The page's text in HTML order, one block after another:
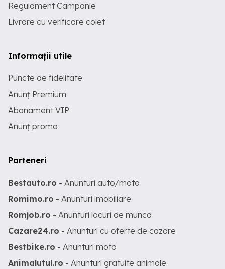
Regulament Campanie
Livrare cu verificare colet
Informații utile
Puncte de fidelitate
Anunț Premium
Abonament VIP
Anunț promo
Parteneri
Bestauto.ro - Anunturi auto/moto
Romimo.ro - Anunturi imobiliare
Romjob.ro - Anunturi locuri de munca
Cazare24.ro - Anunturi cu oferte de cazare
Bestbike.ro - Anunturi moto
Animalutul.ro - Anunturi gratuite animale